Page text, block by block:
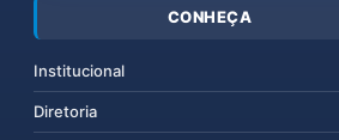
CONHEÇA
Institucional
Diretoria